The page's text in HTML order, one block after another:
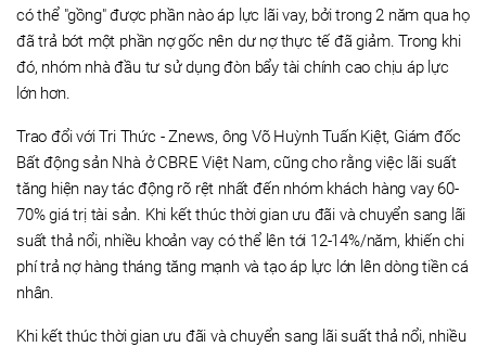
có thể "gồng" được phần nào áp lực lãi vay, bởi trong 2 năm qua họ
đã trả bớt một phần nợ gốc nên dư nợ thực tế đã giảm. Trong khi
đó, nhóm nhà đầu tư sử dụng đòn bẩy tài chính cao chịu áp lực
lớn hơn.
Trao đổi với Tri Thức - Znews, ông Võ Huỳnh Tuấn Kiệt, Giám đốc
Bất động sản Nhà ở CBRE Việt Nam, cũng cho rằng việc lãi suất
tăng hiện nay tác động rõ rệt nhất đến nhóm khách hàng vay 60-
70% giá trị tài sản. Khi kết thúc thời gian ưu đãi và chuyển sang lãi
suất thả nổi, nhiều khoản vay có thể lên tới 12-14%/năm, khiến chi
phí trả nợ hàng tháng tăng mạnh và tạo áp lực lớn lên dòng tiền cá
nhân.
Khi kết thúc thời gian ưu đãi và chuyển sang lãi suất thả nổi, nhiều